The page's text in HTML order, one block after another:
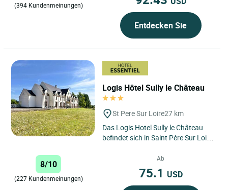
(394 Kundenmeinungen)
Entdecken Sie
Logis Hôtel Sully le Château
St Pere Sur Loire27 km
Das Logis Hotel Sully le Château
befindet sich in Saint Père Sur Loire,
Sologne, am Ufer...
8/10
(227 Kundenmeinungen)
Ab
75.1 USD